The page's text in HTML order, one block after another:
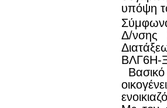
υπόψη
Δ/νσης
ΒΛΓ6Η-